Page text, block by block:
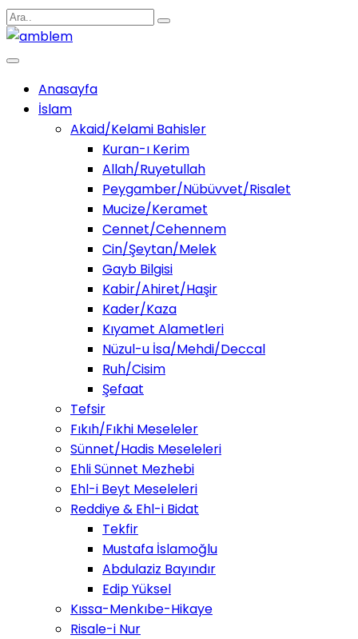
Anasayfa
İslam
Akaid/Kelami Bahisler
Kuran-ı Kerim
Allah/Ruyetullah
Peygamber/Nübüvvet/Risalet
Mucize/Keramet
Cennet/Cehennem
Cin/Şeytan/Melek
Gayb Bilgisi
Kabir/Ahiret/Haşir
Kader/Kaza
Kıyamet Alametleri
Nüzul-u İsa/Mehdi/Deccal
Ruh/Cisim
Şefaat
Tefsir
Fıkıh/Fıkhi Meseleler
Sünnet/Hadis Meseleleri
Ehli Sünnet Mezhebi
Ehl-i Beyt Meseleleri
Reddiye & Ehl-i Bidat
Tekfir
Mustafa İslamoğlu
Abdulaziz Bayındır
Edip Yüksel
Kıssa-Menkıbe-Hikaye
Risale-i Nur